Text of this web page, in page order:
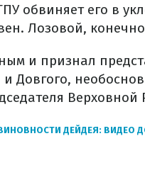
обвиняет его в
Лозовой,
и признал
Довгого,
Верховной
ДЕЙДЕЯ: ВИДЕО